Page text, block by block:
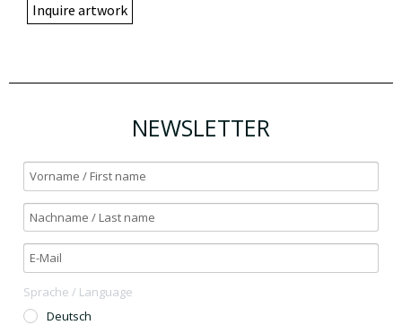
Inquire artwork
NEWSLETTER
Sprache / Language
Deutsch